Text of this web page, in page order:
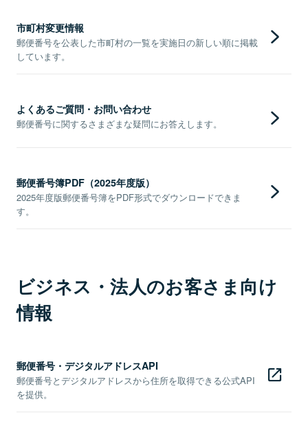
市町村変更情報
郵便番号を公表した市町村の一覧を実施日の新しい順に掲載
しています。
よくあるご質問・お問い合わせ
郵便番号に関するさまざまな疑問にお答えします。
郵便番号簿PDF（2025年度版）
2025年度版郵便番号簿をPDF形式でダウンロードできま
す。
ビジネス・法人のお客さま向け
情報
郵便番号・デジタルアドレスAPI
郵便番号とデジタルアドレスから住所を取得できる公式API
を提供。